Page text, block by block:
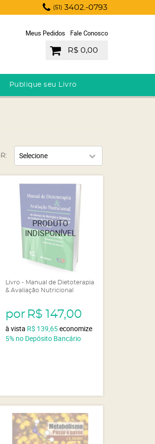
(51) 3402.-0793
Meus Pedidos Fale Conosco
R$ 0,00
Publique seu Livro
Selecione
Livro - Manual de Dietoterapia
& Avaliação Nutricional
por R$ 147,00
à vista R$ 139,65economize
5% no Depósito Bancário